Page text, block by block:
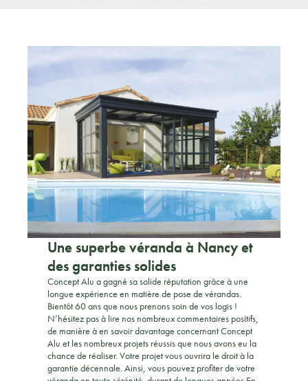
Une superbe véranda à Nancy et
des garanties solides
Concept Alu a gagné sa solide réputation grâce à une
longue expérience en matière de pose de vérandas.
Bientôt 60 ans que nous prenons soin de vos logis !
N’hésitez pas à lire nos nombreux commentaires positifs,
de manière à en savoir davantage concernant Concept
Alu et les nombreux projets réussis que nous avons eu la
chance de réaliser. Votre projet vous ouvrira le droit à la
garantie décennale. Ainsi, vous pouvez profiter de votre